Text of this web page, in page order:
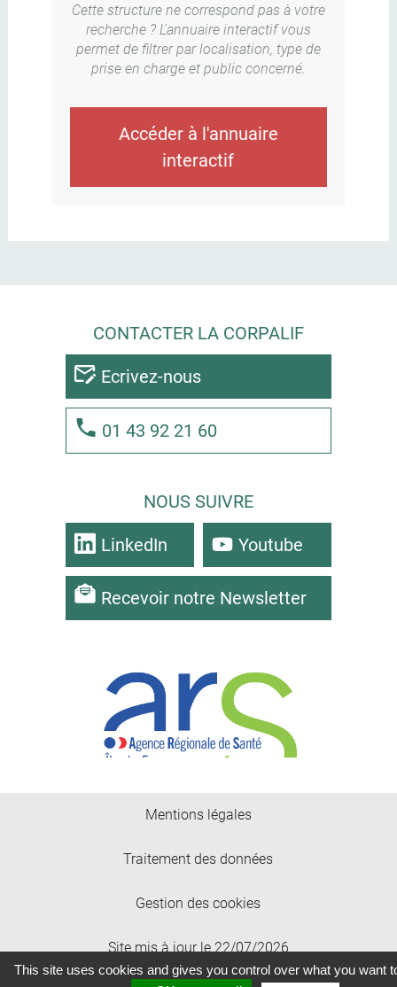
Cette structure ne correspond pas à votre
recherche ? L'annuaire interactif vous
permet de filtrer par localisation, type de
prise en charge et public concerné.
Accéder à l'annuaire
interactif
CONTACTER LA CORPALIF
Ecrivez-nous
01 43 92 21 60
NOUS SUIVRE
LinkedIn Youtube
Recevoir notre Newsletter
Mentions légales
Traitement des données
Gestion des cookies
Site mis à jour le 22/07/2026
This site uses cookies and gives you control over what you want